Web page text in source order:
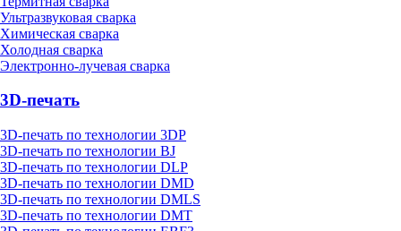
Ультразвуковая сварка
Химическая сварка
Холодная сварка
Электронно-лучевая сварка
3D-печать
3D-печать по технологии 3DP
3D-печать по технологии BJ
3D-печать по технологии DLP
3D-печать по технологии DMD
3D-печать по технологии DMLS
3D-печать по технологии DMT